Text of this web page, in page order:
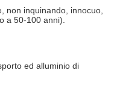
non inquinando, innocuo,
a 50-100 anni).
ed alluminio di